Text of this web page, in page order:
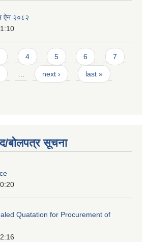
ऐन २०८२
4 5 6 7
next › last »
बोलपत्र सूचना
Quatation for Procurement of